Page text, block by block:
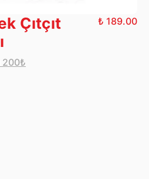
Çıtçıt
200₺
₺ 189.00